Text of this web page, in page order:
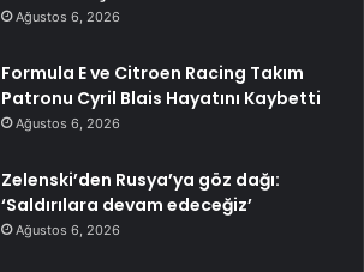
Ağustos 6, 2026
Formula E ve Citroen Racing Takım
Patronu Cyril Blais Hayatını Kaybetti
Ağustos 6, 2026
Zelenski’den Rusya’ya göz dağı:
‘Saldırılara devam edeceğiz’
Ağustos 6, 2026